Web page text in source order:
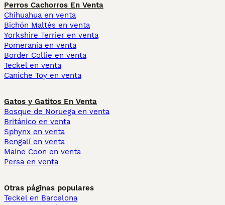
Perros Cachorros En Venta
Chihuahua en venta
Bichón Maltés en venta
Yorkshire Terrier en venta
Pomerania en venta
Border Collie en venta
Teckel en venta
Caniche Toy en venta
Gatos y Gatitos En Venta
Bosque de Noruega en venta
Británico en venta
Sphynx en venta
Bengalí en venta
Maine Coon en venta
Persa en venta
Otras páginas populares
Teckel en Barcelona